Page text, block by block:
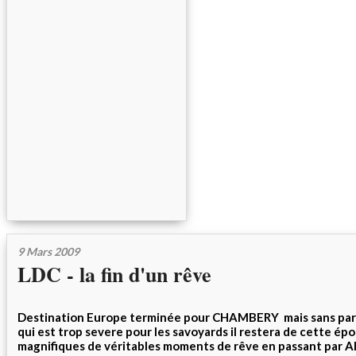
9 Mars 2009
LDC - la fin d'un rêve
Destination Europe terminée pour CHAMBERY mais sans
qui est trop severe pour les savoyards il restera de cette
magnifiques de véritables moments de rêve en passant par